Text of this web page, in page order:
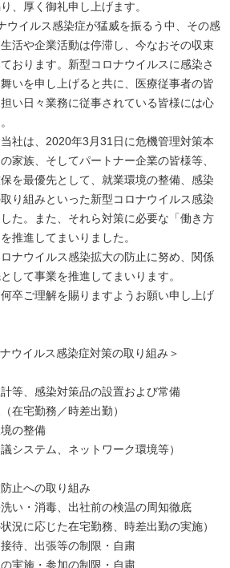
、厚く御礼申し上げます。
ウイルス感染症が猛威を振るう中、その感
活や企業活動は停滞し、今なおその収束
おります。新型コロナウイルスに感染さ
いを申し上げると共に、医療従事者の皆
い日々業務に従事されている皆様には心
社は、2020年3月31日に危機管理対策本
家族、そしてパートナー企業の皆様等、
を最優先として、就業環境の整備、感染
り組みといった新型コロナウイルス感染
た。また、それら対策に必要な「働き方
推進してまいりました。
ナウイルス感染拡大の防止に努め、関係
して事業を推進してまいります。
卒ご理解を賜りますようお願い申し上げ
ウイルス感染症対策の取り組み＞
等、感染対策品の設置および常備
在宅勤務／時差出勤）
の整備
システム、ネットワーク環境等）
止への取り組み
い・消毒、出社前の検温の周知徹底
況に応じた在宅勤務、時差出勤の実施）
待、出張等の制限・自粛
実施・参加の制限・自粛